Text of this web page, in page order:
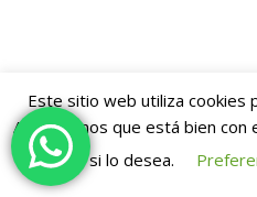
Google APISID
Este sitio web utiliza cookies
Asumiremos que está bien
si lo desea.